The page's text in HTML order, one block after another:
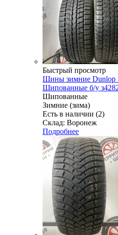
Быстрый просмотр
Шины зимние Dunlop
Шипованные б/у
Шипованные
Зимние (зима)
Есть в наличии (2)
Склад: Воронеж
Подробнее